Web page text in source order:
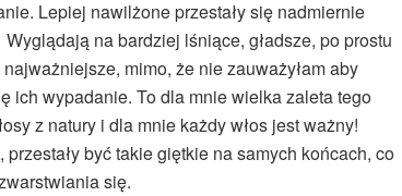
Lepiej nawilżone przestały się nadmiernie
na bardziej lśniące, gładsze, po prostu
mimo, że nie zauważyłam aby
ich wypadanie. To dla mnie wielka zaleta tego
z natury i dla mnie każdy włos jest ważny!
być takie giętkie na samych końcach, co
się.